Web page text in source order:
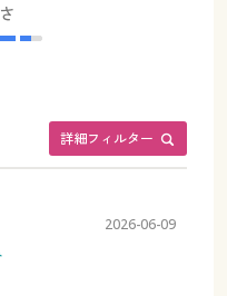
詳細フィルター
2026-06-09